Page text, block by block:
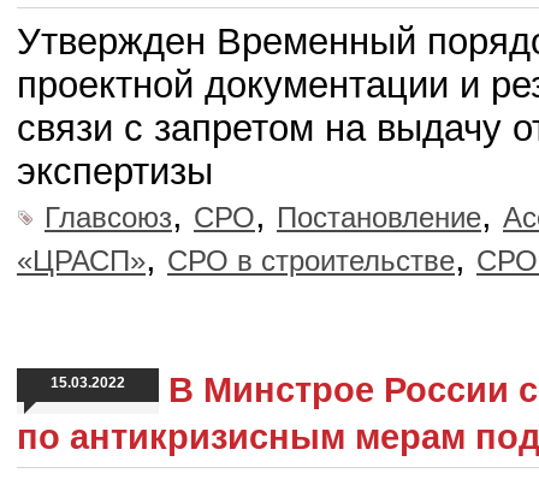
Утвержден Временный
проектной документации и
связи с запретом на выдачу
экспертизы
Главсоюз, СРО, Постановление,
«ЦРАСП», СРО в строительстве, СРО
15.03.2022
В Минстрое России
по антикризисным мерам